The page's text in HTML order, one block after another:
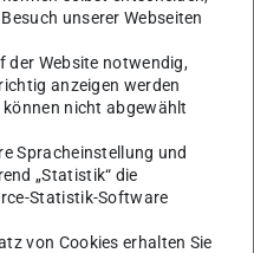
mit neuen
Veranstaltungen
alle Kurse wieder in
wieder an unseren
jedoch Verständnis,
reduziert sind.
unserer Webseiten
der Website notwendig,
anzeigen werden
können nicht abgewählt
Spracheinstellung und
„Statistik“ die
Statistik-Software
von Cookies erhalten Sie